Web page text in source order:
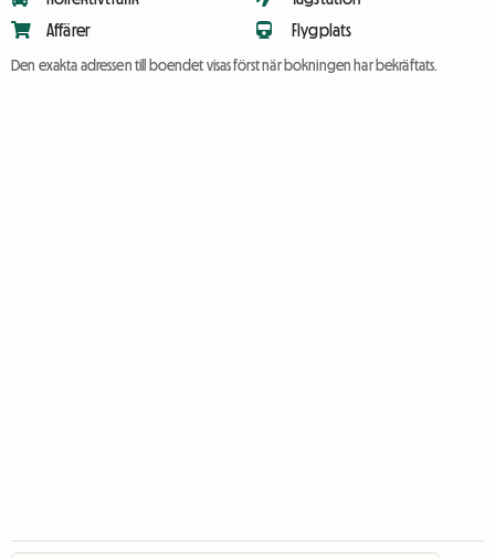
Affärer
Flygplats
Den exakta adressen till boendet visas först när bokningen har bekräftats.